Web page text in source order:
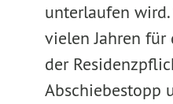
unterlaufen
vielen Jahren für
der
Abschiebestopp